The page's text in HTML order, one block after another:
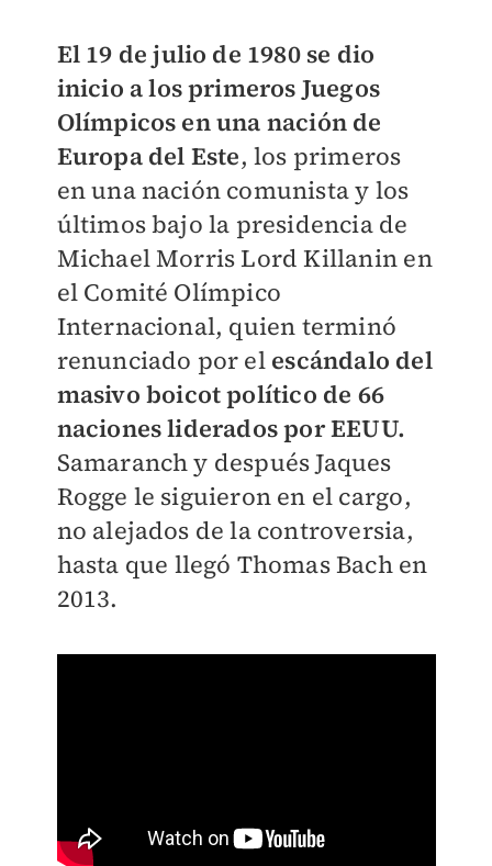
El 19 de julio de 1980 se dio
inicio a los primeros Juegos
Olímpicos en una nación de
Europa del Este, los primeros
en una nación comunista y los
últimos bajo la presidencia de
Michael Morris Lord Killanin en
el Comité Olímpico
Internacional, quien terminó
renunciado por el escándalo del
masivo boicot político de 66
naciones liderados por EEUU.
Samaranch y después Jaques
Rogge le siguieron en el cargo,
no alejados de la controversia,
hasta que llegó Thomas Bach en
2013.